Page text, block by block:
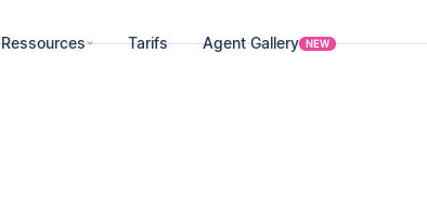
Ressources Tarifs Agent Gallery NEW